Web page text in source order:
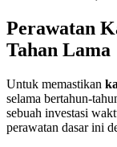
Perawatan
Tahan Lama
Untuk memastikan
selama bertahun-
sebuah investasi
perawatan dasar ini